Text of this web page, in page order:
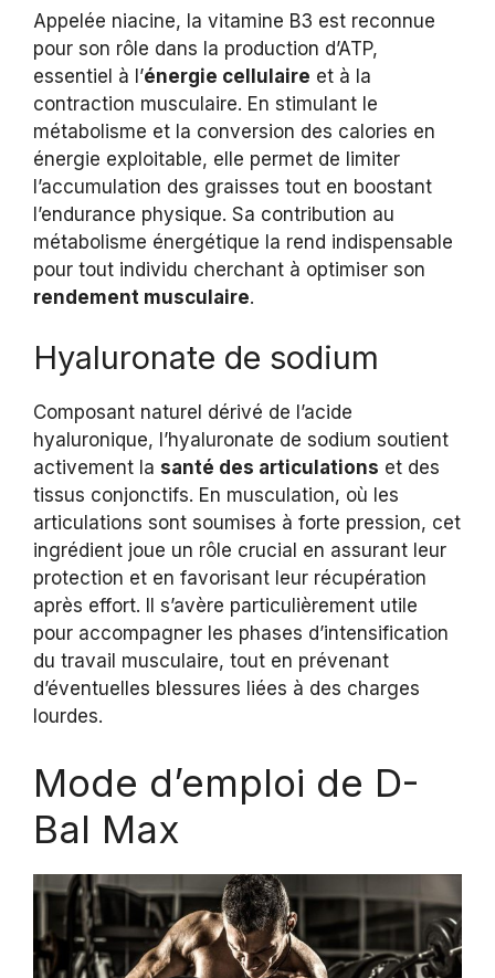
Appelée niacine, la vitamine B3 est reconnue
pour son rôle dans la production d’ATP,
essentiel à l’énergie cellulaire et à la
contraction musculaire. En stimulant le
métabolisme et la conversion des calories en
énergie exploitable, elle permet de limiter
l’accumulation des graisses tout en boostant
l’endurance physique. Sa contribution au
métabolisme énergétique la rend indispensable
pour tout individu cherchant à optimiser son
rendement musculaire.
Hyaluronate de sodium
Composant naturel dérivé de l’acide
hyaluronique, l’hyaluronate de sodium soutient
activement la santé des articulations et des
tissus conjonctifs. En musculation, où les
articulations sont soumises à forte pression, cet
ingrédient joue un rôle crucial en assurant leur
protection et en favorisant leur récupération
après effort. Il s’avère particulièrement utile
pour accompagner les phases d’intensification
du travail musculaire, tout en prévenant
d’éventuelles blessures liées à des charges
lourdes.
Mode d’emploi de D-
Bal Max